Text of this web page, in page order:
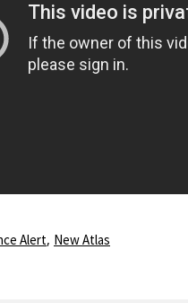
Alert, New Atlas